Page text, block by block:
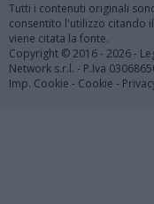
Tutti i contenuti originali
consentito l'utilizzo citando
viene citata la fonte.
Copyright © 2016 - 2026 -
Network s.r.l. - P.Iva
Imp. Cookie - Cookie -